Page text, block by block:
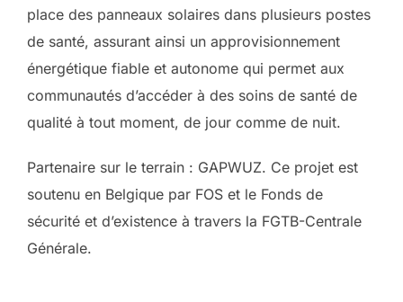
place des panneaux solaires dans plusieurs postes
de santé, assurant ainsi un approvisionnement
énergétique fiable et autonome qui permet aux
communautés d’accéder à des soins de santé de
qualité à tout moment, de jour comme de nuit.
Partenaire sur le terrain : GAPWUZ. Ce projet est
soutenu en Belgique par FOS et le Fonds de
sécurité et d’existence à travers la FGTB-Centrale
Générale.